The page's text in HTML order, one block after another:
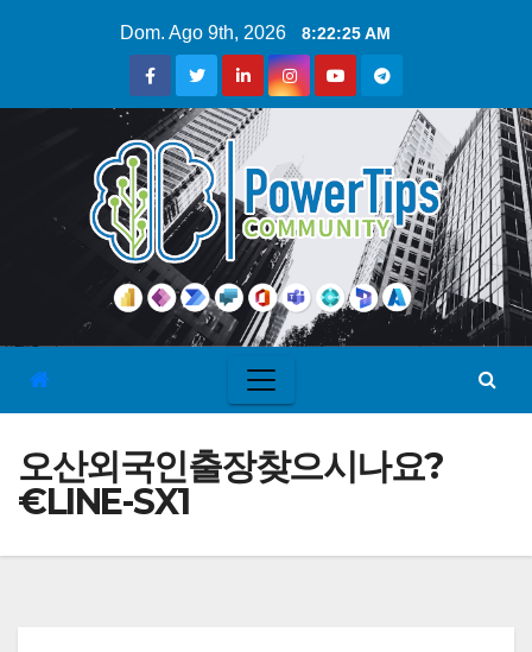
Dom. Ago 9th, 2026 8:22:25 AM
오산외국인출장찾으시나요?
€LINE-SX1